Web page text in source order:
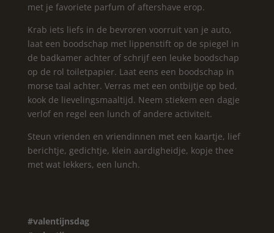
met je favoriete parfum of aftershave erop.
Krab iets liefs in de bevroren voorruit van je auto,
laat een boodschap met lippenstift op de spiegel in
de badkamer achter of schrijf een leuke boodschap
op de rol toiletpapier. Laat eens een boodschap in
morse taal achter. Verras met een ontbijtje op bed,
kook de lievelingsmaaltijd. Neem stiekem een dagje
verlof en regel een lunch of andere activiteit.
Steun vrienden en vriendinnen met een kaartje, lief
berichtje, gedichtje, klein aardigheidje, kopje thee
met wat lekkers, een lunch.
#valentijnsdag